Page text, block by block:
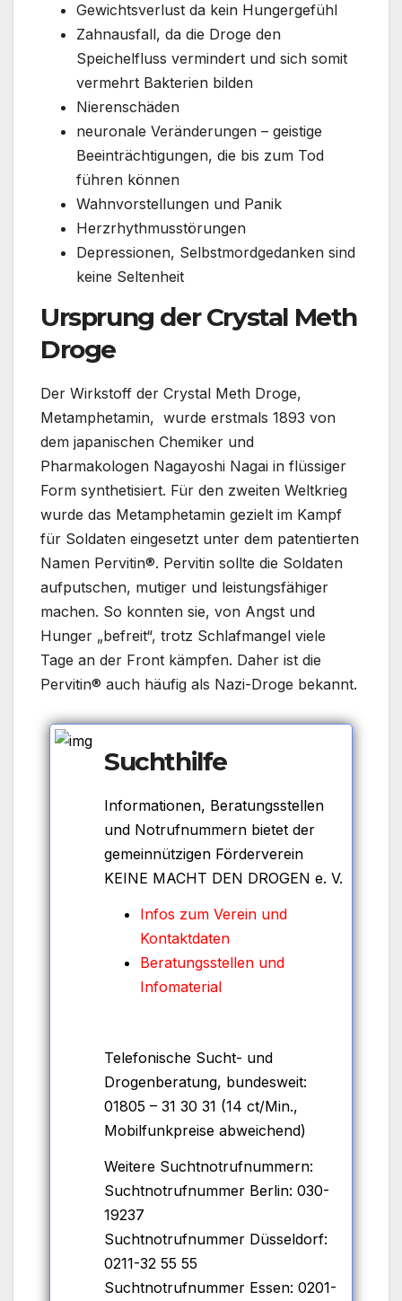
Gewichtsverlust da kein Hungergefühl
Zahnausfall, da die Droge den
Speichelfluss vermindert und sich somit
vermehrt Bakterien bilden
Nierenschäden
neuronale Veränderungen – geistige
Beeinträchtigungen, die bis zum Tod
führen können
Wahnvorstellungen und Panik
Herzrhythmusstörungen
Depressionen, Selbstmordgedanken sind
keine Seltenheit
Ursprung der Crystal Meth
Droge
Der Wirkstoff der Crystal Meth Droge,
Metamphetamin, wurde erstmals 1893 von
dem japanischen Chemiker und
Pharmakologen Nagayoshi Nagai in flüssiger
Form synthetisiert. Für den zweiten Weltkrieg
wurde das Metamphetamin gezielt im Kampf
für Soldaten eingesetzt unter dem patentierten
Namen Pervitin®. Pervitin sollte die Soldaten
aufputschen, mutiger und leistungsfähiger
machen. So konnten sie, von Angst und
Hunger „befreit“, trotz Schlafmangel viele
Tage an der Front kämpfen. Daher ist die
Pervitin® auch häufig als Nazi-Droge bekannt.
Suchthilfe
Informationen, Beratungsstellen
und Notrufnummern bietet der
gemeinnützigen Förderverein
KEINE MACHT DEN DROGEN e. V.
Infos zum Verein und
Kontaktdaten
Beratungsstellen und
Infomaterial
Telefonische Sucht- und
Drogenberatung, bundesweit:
01805 – 31 30 31 (14 ct/Min.,
Mobilfunkpreise abweichend)
Weitere Suchtnotrufnummern:
Suchtnotrufnummer Berlin: 030-
19237
Suchtnotrufnummer Düsseldorf:
0211-32 55 55
Suchtnotrufnummer Essen: 0201-